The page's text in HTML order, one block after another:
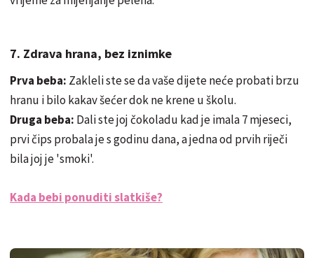
7. Zdrava hrana, bez iznimke
Prva beba: Zakleli ste se da vaše dijete neće probati brzu
hranu i bilo kakav šećer dok ne krene u školu.
Druga beba: Dali ste joj čokoladu kad je imala 7 mjeseci,
prvi čips probala je s godinu dana, a jedna od prvih riječi
bila joj je 'smoki'.
Kada bebi ponuditi slatkiše?